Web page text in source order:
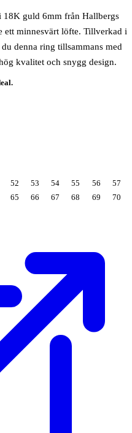
guld 6mm från Hallbergs
ett minnesvärt löfte. Tillverkad i
denna ring tillsammans med
kvalitet och snygg design.
52 53 54 55 56
57
65 66 67 68 69
70